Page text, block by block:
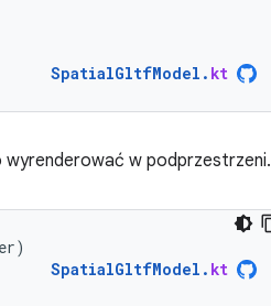
SpatialGltfModel . kt
wyrenderować w podprzestrzeni.
)
SpatialGltfModel . kt